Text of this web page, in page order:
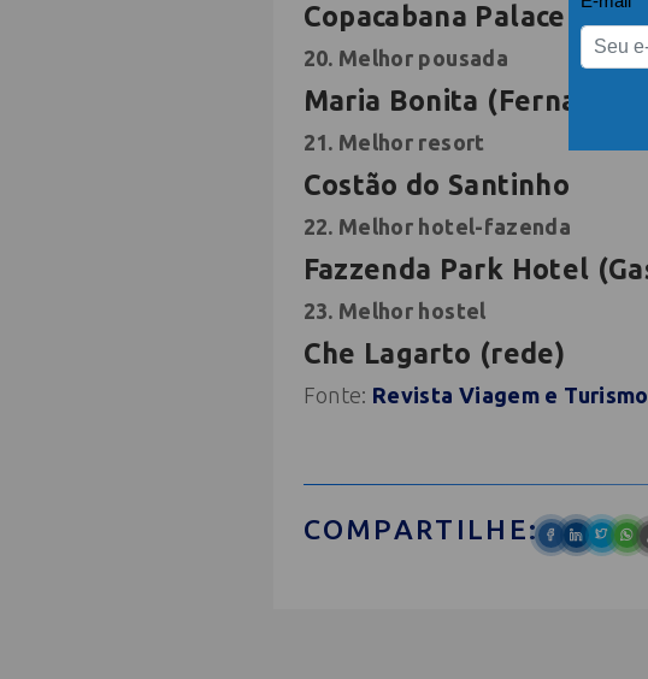
Copacabana Palace
20. Melhor pousada
Maria Bonita (Fernando
21. Melhor resort
Costão do Santinho
22. Melhor hotel-fazenda
Fazzenda Park Hotel
23. Melhor hostel
Che Lagarto (rede)
Fonte: Revista Viagem e Turismo
COMPARTILHE: